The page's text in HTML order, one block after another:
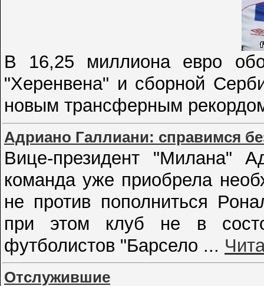
В 16,25 миллиона евро
"Херенвена" и сборной
новым трансферным
Адриано Галлиани: справимся
Вице-президент "Милана"
команда уже приобрела
не против пополниться
при этом клуб не в
футболистов "Барсело ...
Отслужившие